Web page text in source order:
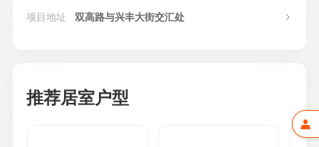
项目地址 双高路与兴丰大街交汇处
推荐居室户型